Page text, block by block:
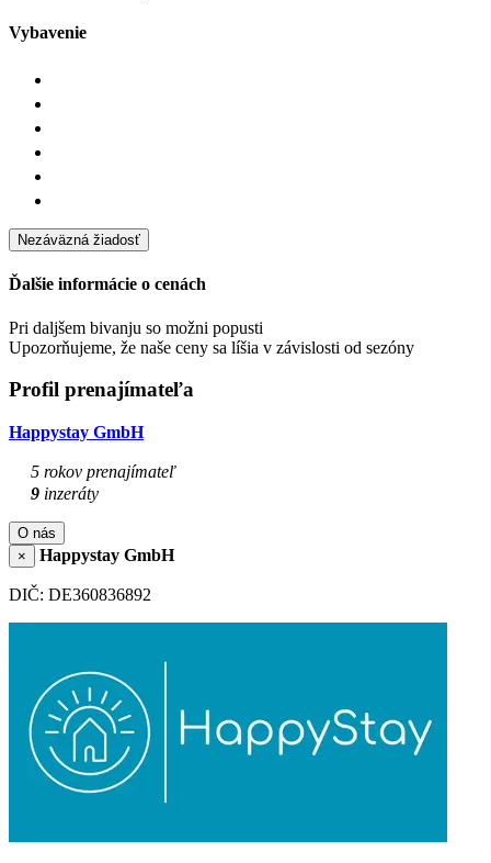
Vybavenie
Nezáväzná žiadosť
Ďalšie informácie o cenách
Pri daljšem bivanju so možni popusti
Upozorňujeme, že naše ceny sa líšia v závislosti od sezóny
Profil prenajímateľa
Happystay GmbH
5 rokov prenajímateľ
9 inzeráty
O nás
×
Happystay GmbH
DIČ: DE360836892